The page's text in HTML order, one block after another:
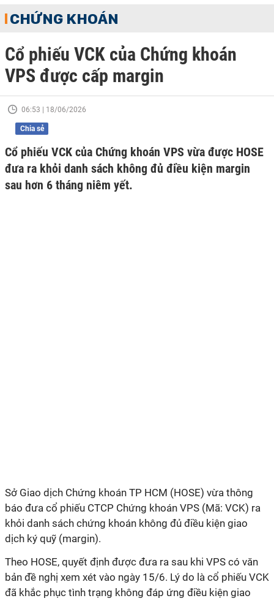
CHỨNG KHOÁN
Cổ phiếu VCK của Chứng khoán
VPS được cấp margin
06:53 | 18/06/2026
Chia sẻ
Cổ phiếu VCK của Chứng khoán VPS vừa được HOSE
đưa ra khỏi danh sách không đủ điều kiện margin
sau hơn 6 tháng niêm yết.
Sở Giao dịch Chứng khoán TP HCM (HOSE) vừa thông
báo đưa cổ phiếu CTCP Chứng khoán VPS (Mã: VCK) ra
khỏi danh sách chứng khoán không đủ điều kiện giao
dịch ký quỹ (margin).
Theo HOSE, quyết định được đưa ra sau khi VPS có văn
bản đề nghị xem xét vào ngày 15/6. Lý do là cổ phiếu VCK
đã khắc phục tình trạng không đáp ứng điều kiện giao